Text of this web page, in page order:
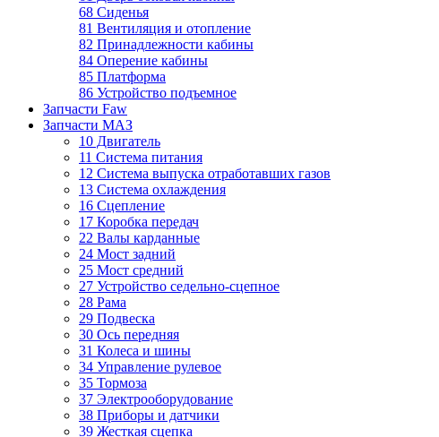
68 Сиденья
81 Вентиляция и отопление
82 Принадлежности кабины
84 Оперение кабины
85 Платформа
86 Устройство подъемное
Запчасти Faw
Запчасти МАЗ
10 Двигатель
11 Система питания
12 Система выпуска отработавших газов
13 Система охлаждения
16 Сцепление
17 Коробка передач
22 Валы карданные
24 Мост задний
25 Мост средний
27 Устройство седельно-сцепное
28 Рама
29 Подвеска
30 Ось передняя
31 Колеса и шины
34 Управление рулевое
35 Тормоза
37 Электрооборудование
38 Приборы и датчики
39 Жесткая сцепка